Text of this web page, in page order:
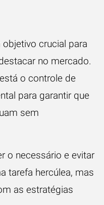
crucial para
no mercado.
o controle de
para garantir que
sem
o necessário e evitar
tarefa hercúlea, mas
as estratégias